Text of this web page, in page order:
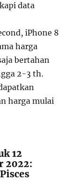
data
iPhone 8
harga
bertahan
2-3 th.
harga mulai
12
2022: